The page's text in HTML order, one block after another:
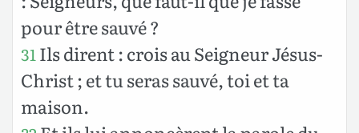
pour être sauvé ?
31 Ils dirent : crois au Seigneur Jésus-
Christ ; et tu seras sauvé, toi et ta
maison.